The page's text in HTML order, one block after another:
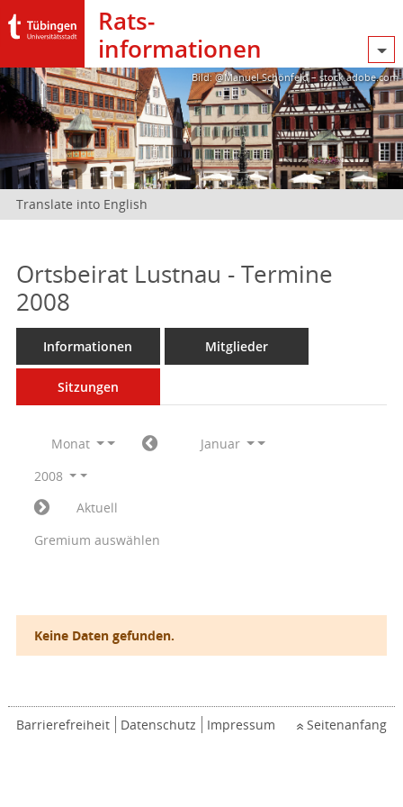
Rats­
informationen
Bild: @Manuel Schönfeld – stock.adobe.com
Translate into English
Ortsbeirat Lustnau - Termine
2008
Informationen Mitglieder
Sitzungen
Monat
Januar
2008
Aktuell
Gremium auswählen
Keine Daten gefunden.
Barrierefreiheit Datenschutz Impressum Seitenanfang